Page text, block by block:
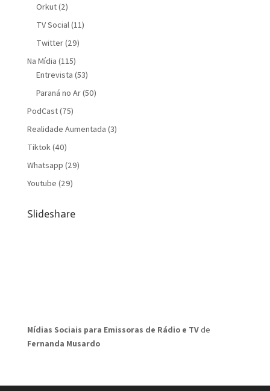
Orkut(2)
TV Social(11)
Twitter(29)
Na Mídia (115)
Entrevista (53)
Paraná no Ar(50)
PodCast(75)
Realidade Aumentada (3)
Tiktok(40)
Whatsapp (29)
Youtube (29)
Slideshare
Mídias Sociais para Emissoras de Rádio e TVde
Fernanda Musardo